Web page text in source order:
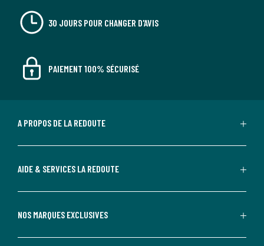
30 JOURS POUR CHANGER D'AVIS
PAIEMENT 100% SÉCURISÉ
A PROPOS DE LA REDOUTE
AIDE & SERVICES LA REDOUTE
NOS MARQUES EXCLUSIVES